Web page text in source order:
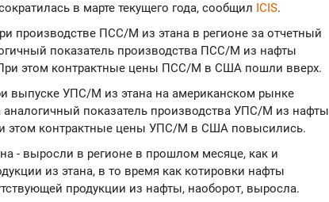
в марте текущего года, сообщил ICIS.
производстве ПСС/М из этана в регионе за отчетный
показатель производства ПСС/М из нафты
При этом контрактные цены ПСС/М в США пошли вверх.
выпуске УПС/М из этана на американском рынке
аналогичный показатель производства УПС/М из нафты
этом контрактные цены УПС/М в США повысились.
- выросли в регионе в прошлом месяце, как и
из этана, в то время как котировки нафты
продукции из нафты, наоборот, выросла.